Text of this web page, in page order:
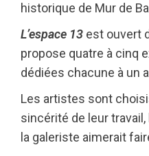
historique de Mur de
L’espace 13 est ouvert
propose quatre à cinq
dédiées chacune à un
Les artistes sont
sincérité de leur travail,
la galeriste aimerait